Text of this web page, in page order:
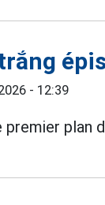
- 12:39
premier plan